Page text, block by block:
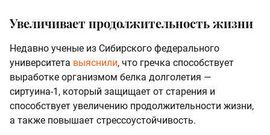
Увеличивает продолжительность жизни
Недавно ученые из Сибирского федерального
университета выяснили, что гречка способствует
выработке организмом белка долголетия —
сиртуина-1, который защищает от старения и
способствует увеличению продолжительности жизни,
а также повышает стрессоустойчивость.